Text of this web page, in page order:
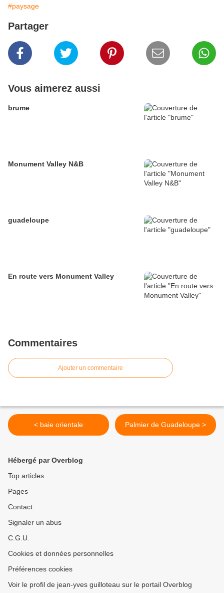
#paysage
Partager
Vous aimerez aussi
brume
Monument Valley N&B
guadeloupe
En route vers Monument Valley
Commentaires
Ajouter un commentaire
< baie orientale Palmier de Guadeloupe >
Hébergé par Overblog
Top articles
Pages
Contact
Signaler un abus
C.G.U.
Cookies et données personnelles
Préférences cookies
Voir le profil de jean-yves guilloteau sur le portail Overblog